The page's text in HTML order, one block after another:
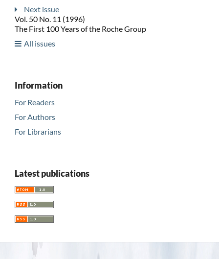
Next issue
Vol. 50 No. 11 (1996)
The First 100 Years of the Roche Group
All issues
Information
For Readers
For Authors
For Librarians
Latest publications